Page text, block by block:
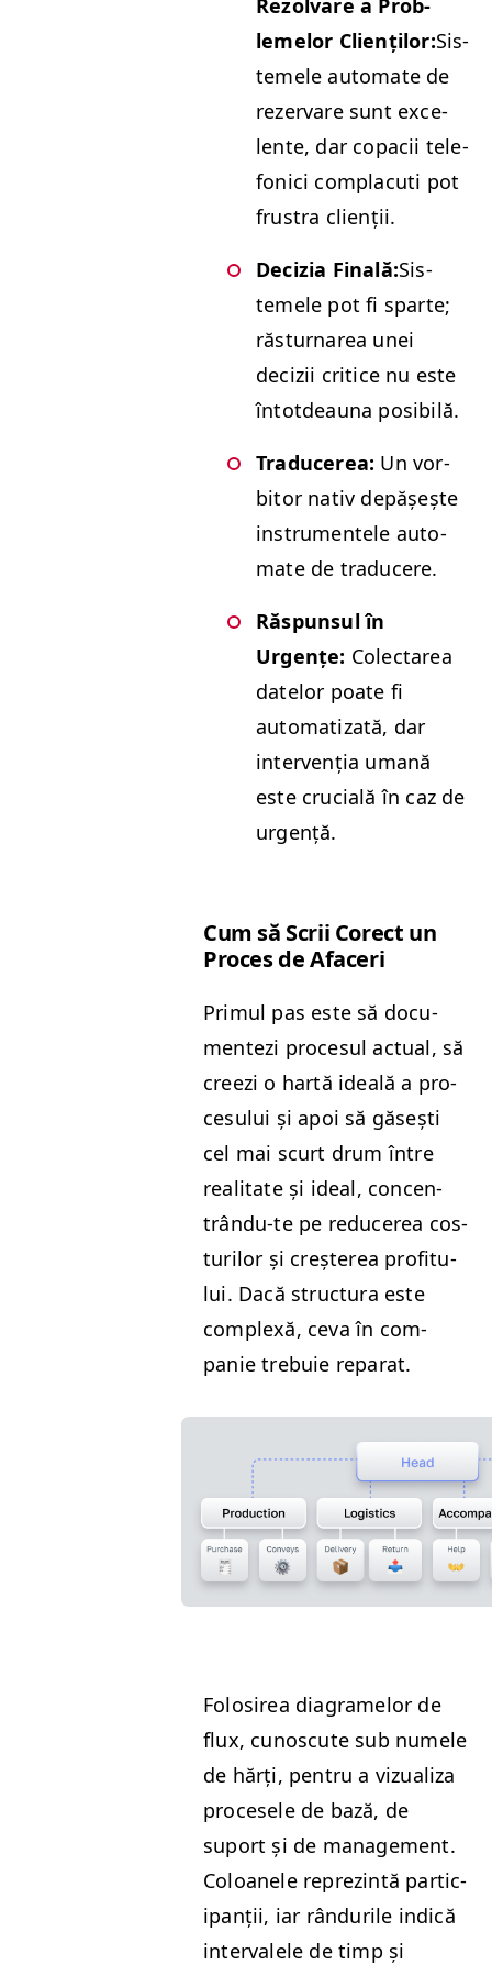
lemelor Clienților:Sis­
temele auto­mate de
rez­er­vare sunt exce­
lente, dar copacii tele­
foni­ci com­pla­cu­ti pot
frus­tra clienții.
Decizia Finală:Sis­
temele pot fi sparte;
răs­turn­area unei
decizii crit­ice nu este
întot­deau­na posibilă.
Tra­duc­erea: Un vor­
bitor nativ depășește
instru­mentele auto­
mate de traducere.
Răspun­sul în
Urgențe: Colectarea
datelor poate fi
autom­a­ti­za­tă, dar
inter­venția umană
este cru­cială în caz de
urgență.
Cum să Scrii Corect un
Pro­ces de Afaceri
Primul pas este să doc­u­
mentezi pro­ce­sul actu­al, să
creezi o hartă ide­ală a pro­
ce­su­lui și apoi să găsești
cel mai scurt drum între
real­i­tate și ide­al, con­cen­
trân­du-te pe reduc­erea cos­
turilor și creșterea prof­i­t­u­
lui. Dacă struc­tura este
com­plexă, ceva în com­
panie tre­buie reparat.
Folosirea dia­gramelor de
flux, cunos­cute sub numele
de hărți, pen­tru a vizual­iza
pro­ce­se­le de bază, de
suport și de man­age­ment.
Coloanele reprez­in­tă par­tic­
i­panții, iar rân­durile indică
inter­valele de timp și